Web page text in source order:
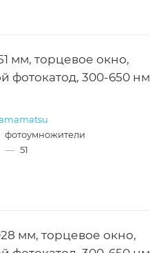
мм, торцевое окно,
фотокатод, 300-650 нм
фотоумножители
— 51
мм, торцевое окно,